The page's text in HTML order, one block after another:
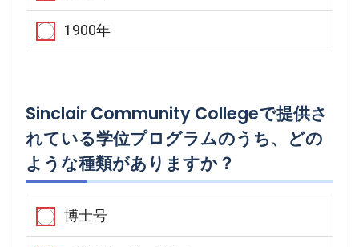
1900年
Sinclair Community Collegeで提供さ
れている学位プログラムのうち、どの
ような種類がありますか？
博士号